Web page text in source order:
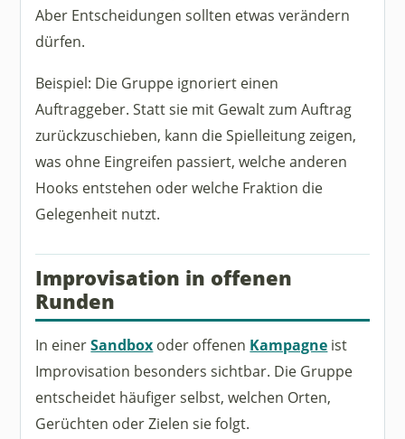
Aber Entscheidungen sollten etwas verändern
dürfen.
Beispiel: Die Gruppe ignoriert einen
Auftraggeber. Statt sie mit Gewalt zum Auftrag
zurückzuschieben, kann die Spielleitung zeigen,
was ohne Eingreifen passiert, welche anderen
Hooks entstehen oder welche Fraktion die
Gelegenheit nutzt.
Improvisation in offenen
Runden
In einerSandbox oder offenen Kampagne ist
Improvisation besonders sichtbar. Die Gruppe
entscheidet häufiger selbst, welchen Orten,
Gerüchten oder Zielen sie folgt.